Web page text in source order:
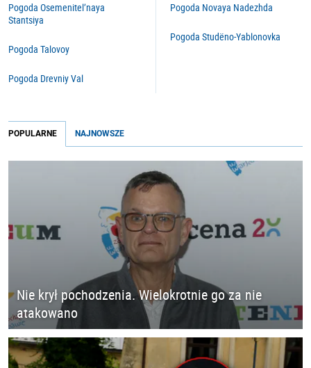
Pogoda Osemenitel’naya
Stantsiya
Pogoda Talovoy
Pogoda Drevniy Val
Pogoda Novaya Nadezhda
Pogoda Studëno-Yablonovka
POPULARNE NAJNOWSZE
Nie krył pochodzenia. Wielokrotnie go za nie
atakowano